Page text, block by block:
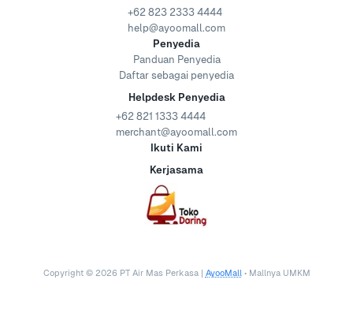
+62 823 2333 4444
help@ayoomall.com
Penyedia
Panduan Penyedia
Daftar sebagai penyedia
Helpdesk Penyedia
+62 821 1333 4444
merchant@ayoomall.com
Ikuti Kami
Kerjasama
Copyright © 2026 PT Air Mas Perkasa | AyooMall • Mallnya UMKM